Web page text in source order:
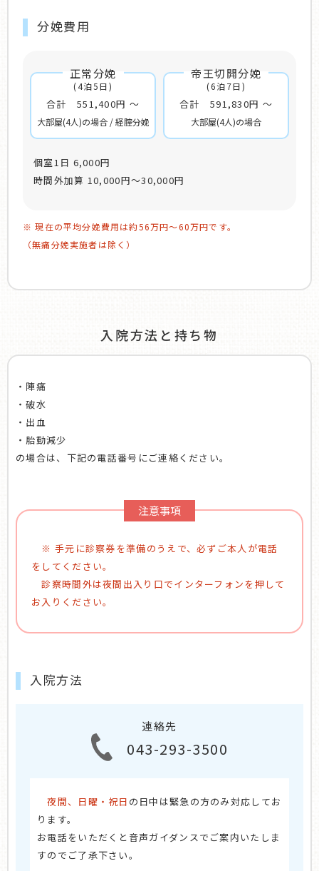
分娩費用
正常分娩
(4泊5日)
合計 551,400円 〜
大部屋(4人)の場合 / 経腟分娩
帝王切開分娩
(6泊7日)
合計 591,830円 〜
大部屋(4人)の場合
個室1日 6,000円
時間外加算 10,000円〜30,000円
※ 現在の平均分娩費用は約56万円〜60万円です。
（無痛分娩実施者は除く）
入院方法と持ち物
・陣痛
・破水
・出血
・胎動減少
の場合は、下記の電話番号にご連絡ください。
注意事項
※ 手元に診察券を準備のうえで、必ずご本人が電話
をしてください。
診察時間外は夜間出入り口でインターフォンを押して
お入りください。
入院方法
連絡先
043-293-3500
夜間、日曜・祝日 の日中は緊急の方のみ対応してお
ります。
お電話をいただくと音声ガイダンスでご案内いたしま
すのでご了承下さい。